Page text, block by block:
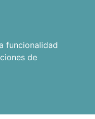
funcionalidad
de